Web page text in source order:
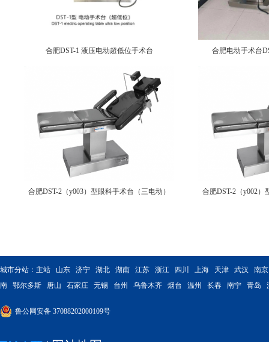
合肥DST-1 液压电动超低位手术台 合肥电动手术台
合肥DST-2（y003）型眼科手术台（三电动） 合肥DST-2（y002
城市分站： 主站 山东 济宁 湖北 湖南 江苏 浙江 四川 上海 天津 武汉
南京
南
鄂尔多斯 唐山 石家庄 无锡 台州 乌鲁木齐 烟台 温州 长春 南宁 青岛
鲁公网安备 37088202000109号